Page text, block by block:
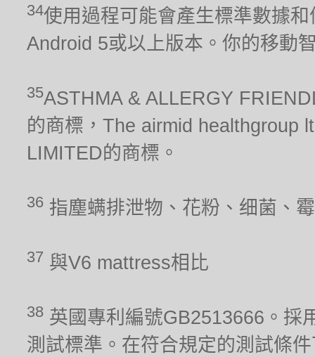
34使用過程可能會產生標準數據
Android 5或以上版本。你的移動
35ASTHMA & ALLERGY
的商標，The airmid healthgroup
LIMITED的商標。
36 指塵螨排泄物、花粉、细菌、
37 與V6 mattress相比
38 英國專利編號GB2513666。採
測試標準。在符合規定的測試條